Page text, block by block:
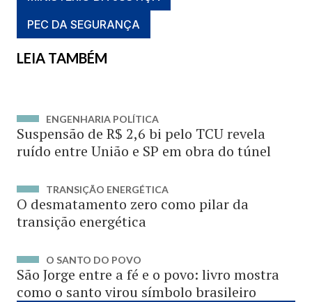
PEC DA SEGURANÇA
LEIA TAMBÉM
ENGENHARIA POLÍTICA
Suspensão de R$ 2,6 bi pelo TCU revela
ruído entre União e SP em obra do túnel
TRANSIÇÃO ENERGÉTICA
O desmatamento zero como pilar da
transição energética
O SANTO DO POVO
São Jorge entre a fé e o povo: livro mostra
como o santo virou símbolo brasileiro